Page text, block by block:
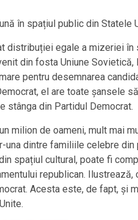
în spațiul public din Statele
egale a mizeriei
din fosta Uniune
pentru desemnarea
el are toate șansele
stânga din Partidul Democrat.
milion de oameni, mult mai
dintre familiile celebre
spațiul cultural, poate fi
republican.
Acesta este, de fapt, și